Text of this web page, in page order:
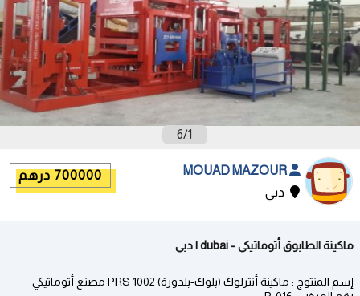
1
/
6
دبي
700000 درهم
ماكينة الطابوق أتوماتيكي - dubai | دبي
إسم المنتوج : ماكينة أنترلوك (بلوك-بلدورة) PRS 1002 مصنع أتوماتيكي